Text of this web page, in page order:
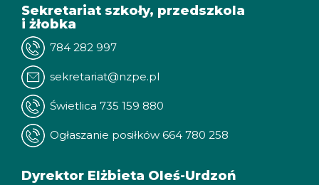
Sekretariat szkoły, przedszkola
i żłobka
784 282 997
sekretariat@nzpe.pl
Świetlica 735 159 880
Ogłaszanie posiłków 664 780 258
Dyrektor Elżbieta Oleś-Urdzoń